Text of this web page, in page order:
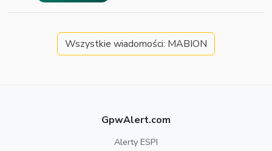
Wszystkie wiadomości: MABION
GpwAlert.com
Alerty ESPI